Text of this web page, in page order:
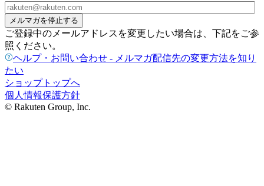
メルマガを停止する
ご登録中のメールアドレスを変更したい場合は、下記をご参
照ください。
ヘルプ・お問い合わせ - メルマガ配信先の変更方法を知り
たい
ショップトップへ
個人情報保護方針
© Rakuten Group, Inc.